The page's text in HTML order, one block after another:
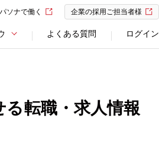
パソナで働く 企業の採用ご担当者様
よくある質問 ログイン
転職・求人情報